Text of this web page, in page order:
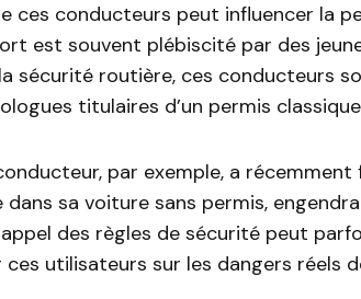
ces conducteurs peut influencer la
est souvent plébiscité par des
sécurité routière, ces conducteurs
titulaires d’un permis
par exemple, a
dans sa voiture sans permis,
des règles de sécurité peut
ces utilisateurs sur les dangers réels